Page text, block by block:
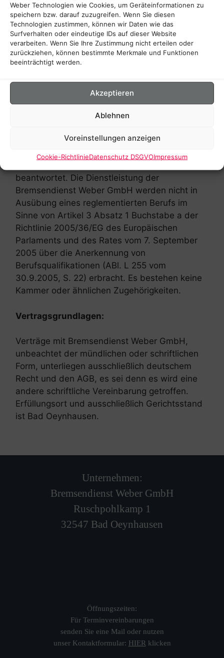
Weber Technologien wie Cookies, um Geräteinformationen zu
speichern bzw. darauf zuzugreifen. Wenn Sie diesen
Technologien zustimmen, können wir Daten wie das
Surfverhalten oder eindeutige IDs auf dieser Website
verarbeiten. Wenn Sie Ihre Zustimmung nicht erteilen oder
zurückziehen, können bestimmte Merkmale und Funktionen
beeinträchtigt werden.
Akzeptieren
Ablehnen
Voreinstellungen anzeigen
Cookie-RichtlinieDatenschutz DSGVOImpressum
Trotz sorgfältiger inhaltlicher Kontrolle
übernehmen wir keine Haftung für die Inhalte
externer Links. Für den Inhalt der verlinkten
Seiten sind ausschließlich deren Betreiber
verantwortlich.
Sofern Bremsendienst Weber GmbH
werden Informationen, wie
Haftpflichtversicherungen etc. unter Tel.: +49
beantwortet. Die Dienstleistung der
Bremsendienst Weber GmbH werden nicht in
Ausübung eines reglementierten Berufs im
Sinne von Artikel 3 Absatz 1 Buchstabe a der
Richtlinie 2005/36/EG des Europäischen
Parlaments und des Rates vom 7. September
2005 über die Anerkennung von
Berufsqualifikationen (ABl. L 255 vom
30.9.2005, S. 22) erbracht. Es bestehen keine
Kammer oder ähnlichen Zugehörigkeiten.
Vertragsgrundlagen:
Verträge mit Bremsendienst Weber GmbH,
unbeachtet der mündlichen oder schriftlichen
Form, unterliegen ausschließlich deutschem
Recht und den AGB, es sei denn es wird eine
andere schriftliche Vereinbarung getroffen.
Erfüllungsort und ausschließlich Gerichtsstand
ist Bad Oeynhausen.
Unternehmen:
Bremsendienst Weber GmbH
Ruschpohlkamp 1
32547 Bad Oeynhausen
Öffnungszeiten:
Für Terminvereinbarungen
senden Sie eine Mail oder nutzen
unser Kontaktformular: HIER klicken